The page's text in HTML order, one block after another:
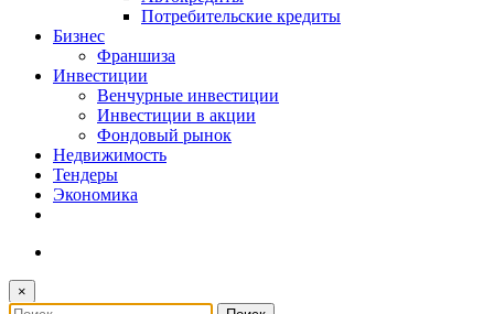
Потребительские кредиты
Бизнес
Франшиза
Инвестиции
Венчурные инвестиции
Инвестиции в акции
Фондовый рынок
Недвижимость
Тендеры
Экономика
×